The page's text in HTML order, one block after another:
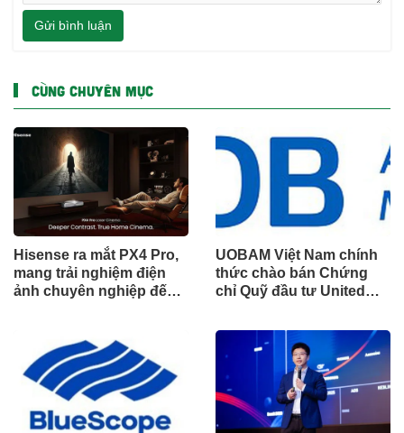
Gửi bình luận
CÙNG CHUYÊN MỤC
Hisense ra mắt PX4 Pro,
mang trải nghiệm điện
ảnh chuyên nghiệp đến
UOBAM Việt Nam chính
thức chào bán Chứng
chỉ Quỹ đầu tư United
(UMMF)